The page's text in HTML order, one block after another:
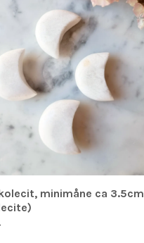
minimåne ca 3.5cm